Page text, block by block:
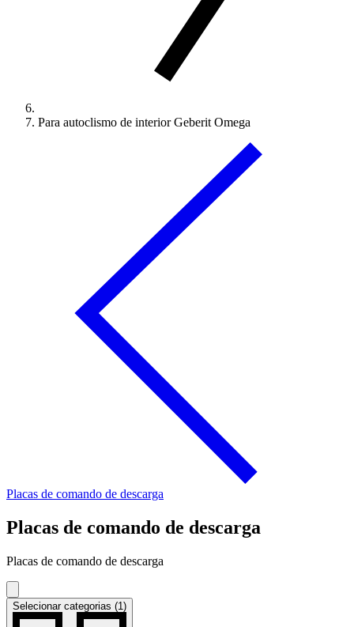
Para autoclismo de interior Geberit Omega
Placas de comando de descarga
Placas de comando de descarga
Placas de comando de descarga
Selecionar categorias (1)